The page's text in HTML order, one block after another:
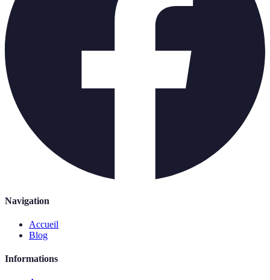
Navigation
Accueil
Blog
Informations